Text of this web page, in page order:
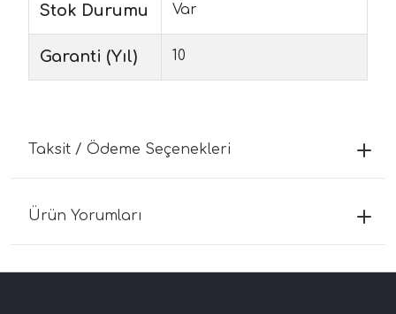
Stok Durumu Var
Garanti (Yıl) 10
Taksit / Ödeme Seçenekleri
Ürün Yorumları